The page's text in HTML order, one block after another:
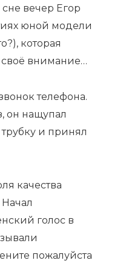
вечер Егор
юной модели
которая
внимание…
телефона.
он нащупал
и принял
качества
голос в
пожалуйста